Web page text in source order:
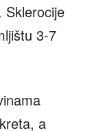
Sklerocije
3-7
a